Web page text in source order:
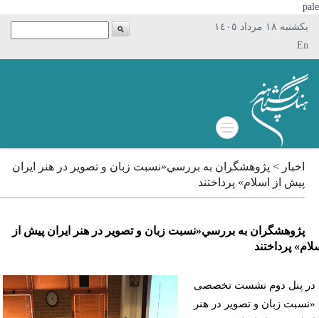
يکشنبه ١٨ مرداد ١٤٠٥
En
اخبار > پژوهشگران به بررسي«نسبت زبان و تصویر در هنر ایران
پیش از اسلام» پرداختند
پژوهشگران به بررسي«نسبت زبان و تصویر در هنر ایران پیش از
پرداختند
پنل دوم نشست تخصصی
زبان و تصویر در هنر